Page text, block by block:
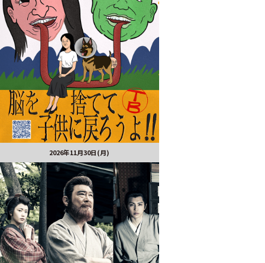
2026年11月30日(月)